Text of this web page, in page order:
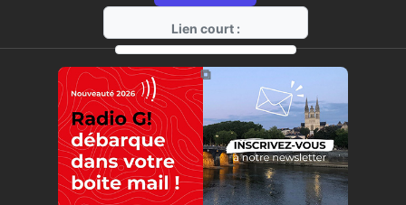
Lien court :
https://radio-g.fr?r140
⧉